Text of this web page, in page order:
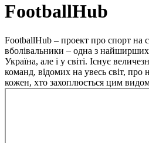
FootballHub
FootballHub – проект про спорт на
вболівальники – одна з
Україна, але і у світі. Існує
команд, відомих на увесь світ, про
кожен, хто захоплюється цим